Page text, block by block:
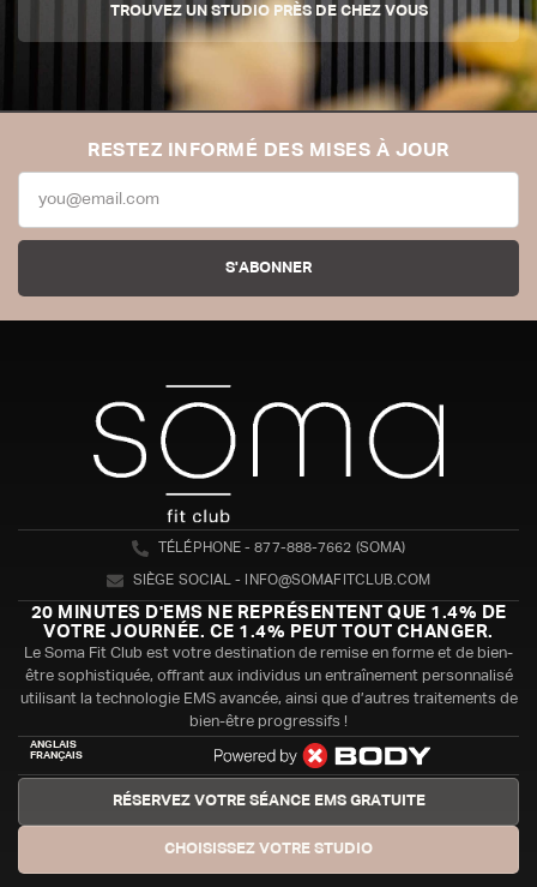
TROUVEZ UN STUDIO PRÈS DE CHEZ VOUS
RESTEZ INFORMÉ DES MISES À JOUR
S'ABONNER
TÉLÉPHONE - 877-888-7662 (SOMA)
SIÈGE SOCIAL - INFO@SOMAFITCLUB.COM
20 MINUTES D'EMS NE REPRÉSENTENT QUE 1.4% DE
VOTRE JOURNÉE. CE 1.4% PEUT TOUT CHANGER.
Le Soma Fit Club est votre destination de remise en forme et de bien-
être sophistiquée, offrant aux individus un entraînement personnalisé
utilisant la technologie EMS avancée, ainsi que d’autres traitements de
bien-être progressifs !
ANGLAIS
FRANÇAIS
RÉSERVEZ VOTRE SÉANCE EMS GRATUITE
CHOISISSEZ VOTRE STUDIO